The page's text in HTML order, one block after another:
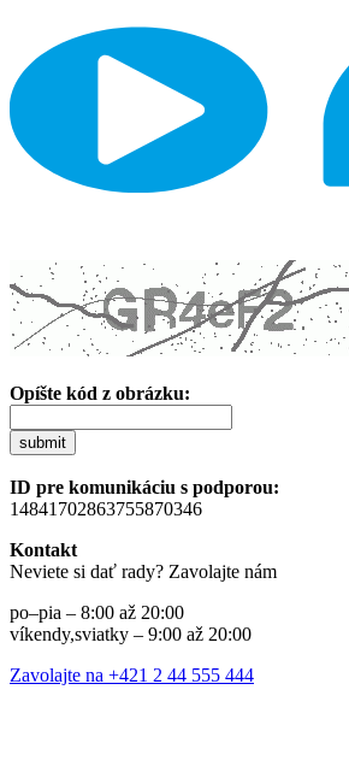
Opíšte kód z obrázku:
submit
ID pre komunikáciu s podporou:
14841702863755870346
Kontakt
Neviete si dať rady? Zavolajte nám
po–pia – 8:00 až 20:00
víkendy,sviatky – 9:00 až 20:00
Zavolajte na +421 2 44 555 444